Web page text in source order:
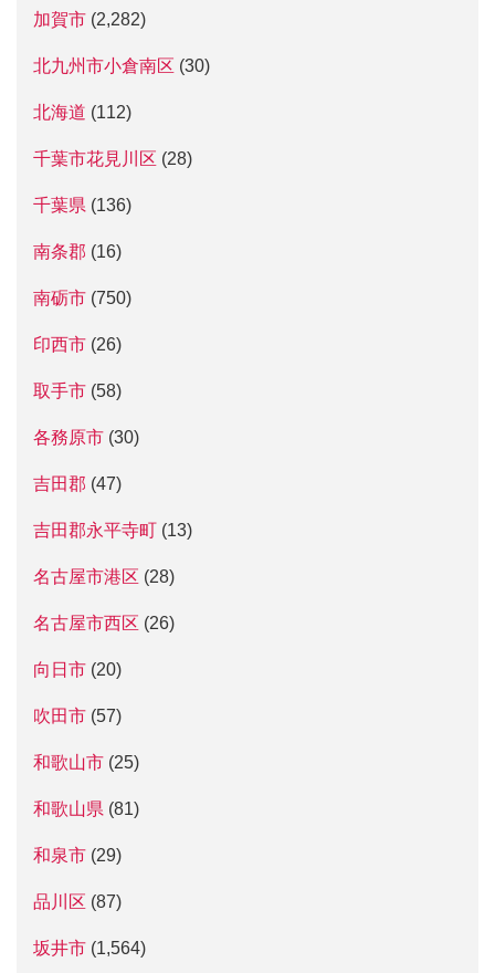
加賀市 (2,282)
北九州市小倉南区 (30)
北海道 (112)
千葉市花見川区 (28)
千葉県 (136)
南条郡 (16)
南砺市 (750)
印西市 (26)
取手市 (58)
各務原市 (30)
吉田郡 (47)
吉田郡永平寺町 (13)
名古屋市港区 (28)
名古屋市西区 (26)
向日市 (20)
吹田市 (57)
和歌山市 (25)
和歌山県 (81)
和泉市 (29)
品川区 (87)
坂井市 (1,564)